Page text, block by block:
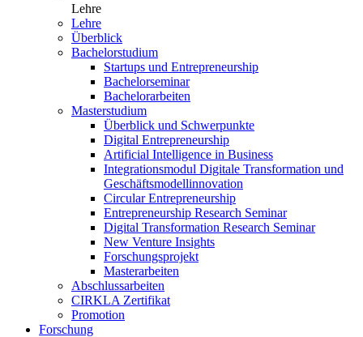
Lehre
Lehre
Überblick
Bachelorstudium
Startups und Entrepreneurship
Bachelorseminar
Bachelorarbeiten
Masterstudium
Überblick und Schwerpunkte
Digital Entrepreneurship
Artificial Intelligence in Business
Integrationsmodul Digitale Transformation und
Geschäftsmodellinnovation
Circular Entrepreneurship
Entrepreneurship Research Seminar
Digital Transformation Research Seminar
New Venture Insights
Forschungsprojekt
Masterarbeiten
Abschlussarbeiten
CIRKLA Zertifikat
Promotion
Forschung